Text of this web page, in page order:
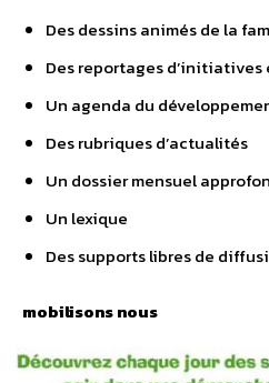
Des dessins animés de la
Des reportages d’initiatives
Un agenda du
Des rubriques d’actualités
Un dossier mensuel
Un lexique
Des supports libres de
mobilisons nous